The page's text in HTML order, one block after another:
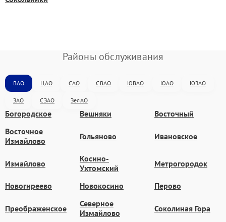
Районы обслуживания
ВАО ЦАО САО СВАО ЮВАО ЮАО ЮЗАО
ЗАО СЗАО ЗелАО
Богородское Вешняки
Восточный
Восточное
Измайлово
Гольяново Ивановское
Измайлово
Косино-
Ухтомский
Метрогородок
Новогиреево Новокосино Перово
Преображенское
Северное
Измайлово
Соколиная Гора